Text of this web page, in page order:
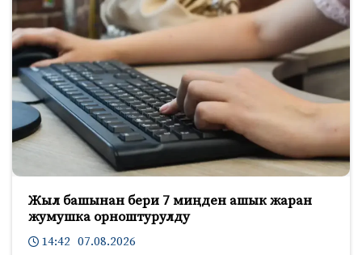
Жыл башынан бери 7 миңден ашык жаран
жумушка орноштурулду
14:42 07.08.2026